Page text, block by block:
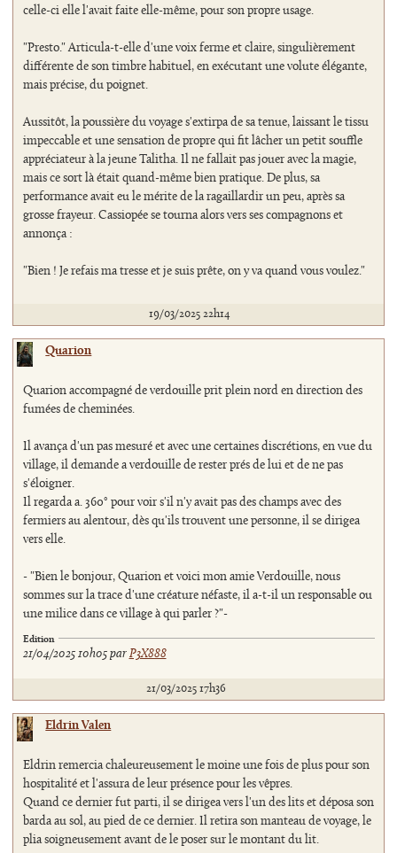
celle-ci elle l'avait faite elle-même, pour son propre usage.
"Presto." Articula-t-elle d'une voix ferme et claire, singulièrement
différente de son timbre habituel, en exécutant une volute élégante,
mais précise, du poignet.
Aussitôt, la poussière du voyage s'extirpa de sa tenue, laissant le tissu
impeccable et une sensation de propre qui fit lâcher un petit souffle
appréciateur à la jeune Talitha. Il ne fallait pas jouer avec la magie,
mais ce sort là était quand-même bien pratique. De plus, sa
performance avait eu le mérite de la ragaillardir un peu, après sa
grosse frayeur. Cassiopée se tourna alors vers ses compagnons et
annonça :
"Bien ! Je refais ma tresse et je suis prête, on y va quand vous voulez."
19/03/2025 22h14
Quarion
Quarion accompagné de verdouille prit plein nord en direction des
fumées de cheminées.
Il avança d'un pas mesuré et avec une certaines discrétions, en vue du
village, il demande a verdouille de rester prés de lui et de ne pas
s'éloigner.
Il regarda a. 360° pour voir s'il n'y avait pas des champs avec des
fermiers au alentour, dès qu'ils trouvent une personne, il se dirigea
vers elle.
- "Bien le bonjour, Quarion et voici mon amie Verdouille, nous
sommes sur la trace d'une créature néfaste, il a-t-il un responsable ou
une milice dans ce village à qui parler ?"-
Edition
21/04/2025 10h05 par P3X888
21/03/2025 17h36
Eldrin Valen
Eldrin remercia chaleureusement le moine une fois de plus pour son
hospitalité et l'assura de leur présence pour les vêpres.
Quand ce dernier fut parti, il se dirigea vers l'un des lits et déposa son
barda au sol, au pied de ce dernier. Il retira son manteau de voyage, le
plia soigneusement avant de le poser sur le montant du lit.